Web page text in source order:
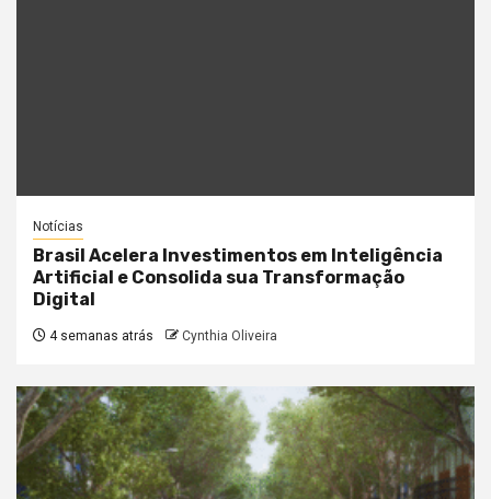
Notícias
Brasil Acelera Investimentos em Inteligência
Artificial e Consolida sua Transformação
Digital
4 semanas atrás Cynthia Oliveira